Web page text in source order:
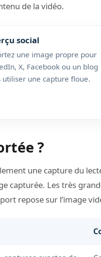
de la vidéo.
social
une image propre pour
X, Facebook ou un blog
utiliser une capture floue.
?
une capture du
capturée. Les très
repose sur l’image